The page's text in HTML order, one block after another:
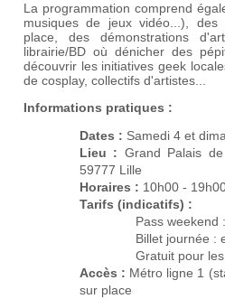
La programmation comprend
musiques de jeux vidéo...),
place, des démonstrations
librairie/BD où dénicher des
découvrir les initiatives geek
de cosplay, collectifs d'artistes...
Informations pratiques :
Dates : Samedi 4 et
Lieu : Grand Palais
59777 Lille
Horaires : 10h00 -
Tarifs (indicatifs) :
Pass weekend
Billet journée :
Gratuit pour
Accès : Métro ligne 1
sur place